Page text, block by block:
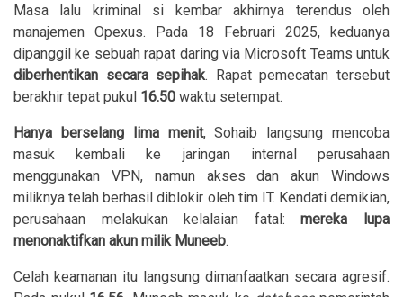
Masa lalu kriminal si kembar akhirnya terendus oleh
manajemen Opexus. Pada 18 Februari 2025, keduanya
dipanggil ke sebuah rapat daring via Microsoft Teams untuk
diberhentikan secara sepihak. Rapat pemecatan tersebut
berakhir tepat pukul 16.50 waktu setempat.
Hanya berselang lima menit, Sohaib langsung mencoba
masuk kembali ke jaringan internal perusahaan
menggunakan VPN, namun akses dan akun Windows
miliknya telah berhasil diblokir oleh tim IT. Kendati demikian,
perusahaan melakukan kelalaian fatal:mereka lupa
menonaktifkan akun milik Muneeb.
Celah keamanan itu langsung dimanfaatkan secara agresif.